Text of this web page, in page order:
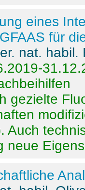
eines
für
nat.
gezielte
Auch
neue